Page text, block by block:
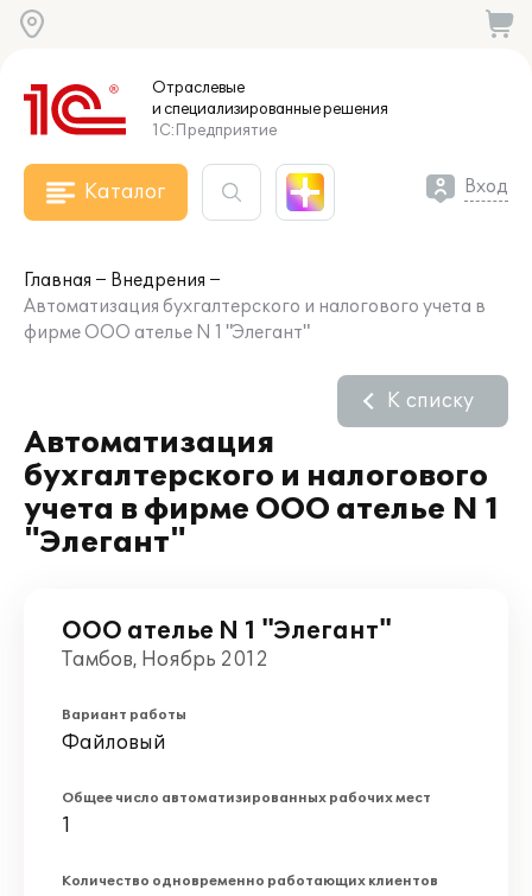
Отраслевые
и специализированныерешения
1С:Предприятие
Каталог Вход
Главная
Внедрения
Автоматизация бухгалтерского и налогового учета в
фирме ООО ателье N 1 "Элегант"
Автоматизация
бухгалтерского и налогового
учета в фирме ООО ателье N 1
"Элегант"
К списку
ООО ателье N 1 "Элегант"
Тамбов, Ноябрь 2012
Вариант работы
Файловый
Общее число автоматизированных рабочих мест
1
Количество одновременно работающих клиентов